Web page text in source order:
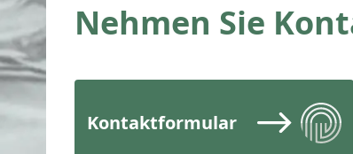
Nehmen Sie
Kontaktformular